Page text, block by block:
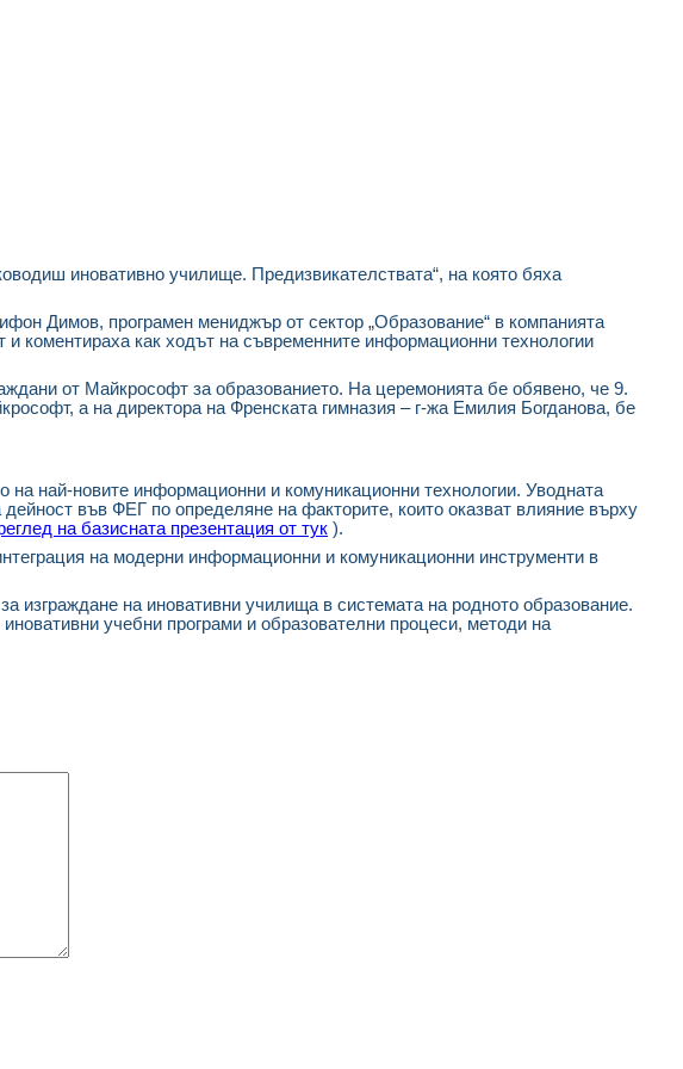
иновативно училище. Предизвикателствата“, на която бяха
Димов, програмен мениджър от сектор „Образование“ в компанията
коментираха как ходът на съвременните информационни технологии
от Майкрософт за образованието. На церемонията бе обявено, че 9.
а на директора на Френската гимназия – г-жа Емилия Богданова, бе
на най-новите информационни и комуникационни технологии. Уводната
във ФЕГ по определяне на факторите, които оказват влияние върху
на базисната презентация от тук ).
на модерни информационни и комуникационни инструменти в
изграждане на иновативни училища в системата на родното образование.
учебни програми и образователни процеси, методи на